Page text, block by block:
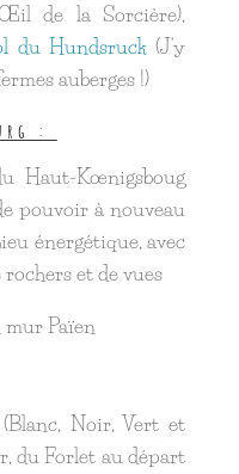
de la Sorcière),
du Hundsruck(J'y
auberges !)
:
Haut-Kœnigsboug
pouvoir à nouveau
énergétique, avec
et de vues
Païen
Noir, Vert et
du Forlet au départ